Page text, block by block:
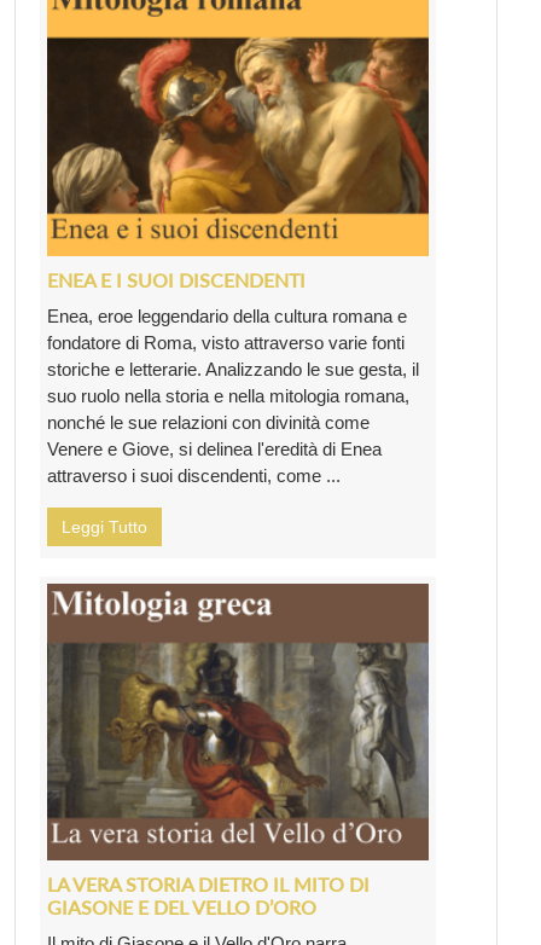
ENEA E I SUOI DISCENDENTI
Enea, eroe leggendario della cultura romana e
fondatore di Roma, visto attraverso varie fonti
storiche e letterarie. Analizzando le sue gesta, il
suo ruolo nella storia e nella mitologia romana,
nonché le sue relazioni con divinità come
Venere e Giove, si delinea l'eredità di Enea
attraverso i suoi discendenti, come ...
Leggi Tutto
LA VERA STORIA DIETRO IL MITO DI
GIASONE E DEL VELLO D’ORO